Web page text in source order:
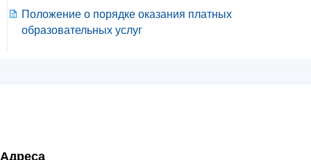
Положение о порядке оказания платных
образовательных услуг
Адреса